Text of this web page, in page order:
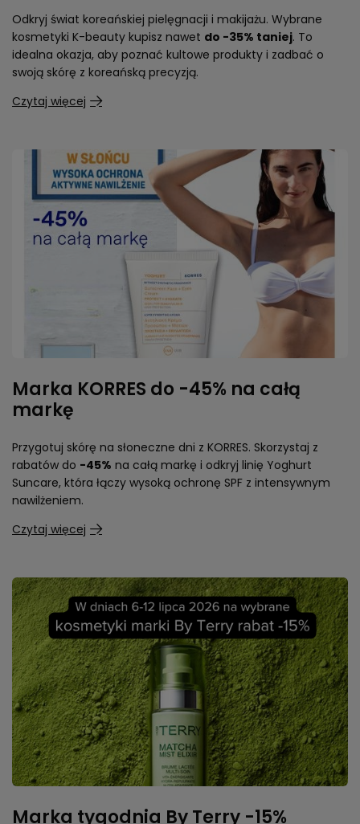
Odkryj świat koreańskiej pielęgnacji i makijażu. Wybrane
kosmetyki K-beauty kupisz nawet do -35% taniej. To
idealna okazja, aby poznać kultowe produkty i zadbać o
swoją skórę z koreańską precyzją.
Czytaj więcej
Marka KORRES do -45% na całą
markę
Przygotuj skórę na słoneczne dni z KORRES. Skorzystaj z
rabatów do -45% na całą markę i odkryj linię Yoghurt
Suncare, która łączy wysoką ochronę SPF z intensywnym
nawilżeniem.
Czytaj więcej
Marka tygodnia By Terry -15%